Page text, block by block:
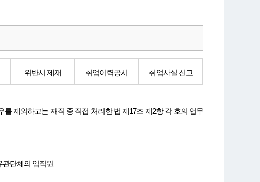
위반시 제재 취업이력공시 취업사실 신고
제외하고는 재직 중 직접 처리한 법 제17조 제2항 각 호의 업무
관단체의 임직원